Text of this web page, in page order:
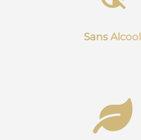
Sans Alcool